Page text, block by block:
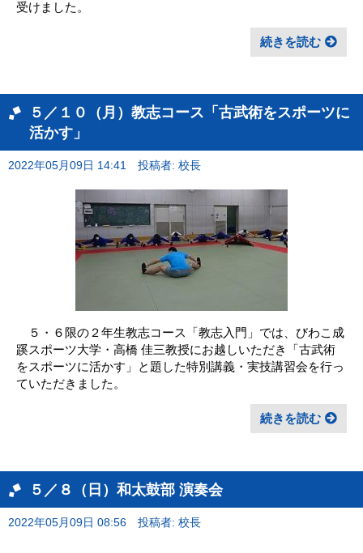
受けました。
続きを読む
５／１０（月）教志コース「古武術をスポーツに
活かす」
2022年05月09日 14:41 投稿者: 校長
５・６限の２年生教志コース「教志入門」では、びわこ成
蹊スポーツ大学・高橋 佳三教授にお越しいただき「古武術
をスポーツに活かす」と題した特別講義・実技講習会を行っ
ていただきました。
続きを読む
５／８（日）和太鼓部 演奏会
2022年05月09日 08:56 投稿者: 校長